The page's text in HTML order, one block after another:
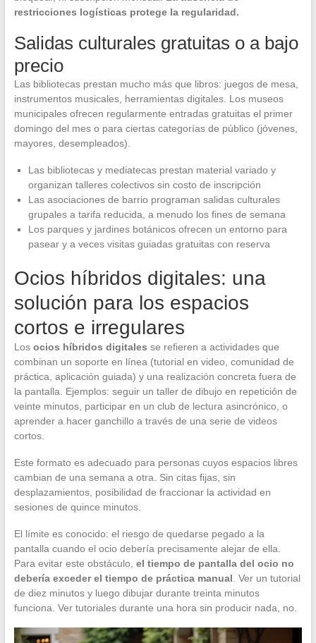
restricciones logísticas protege la regularidad.
Salidas culturales gratuitas o a bajo
precio
Las bibliotecas prestan mucho más que libros: juegos de mesa,
instrumentos musicales, herramientas digitales. Los museos
municipales ofrecen regularmente entradas gratuitas el primer
domingo del mes o para ciertas categorías de público (jóvenes,
mayores, desempleados).
Las bibliotecas y mediatecas prestan material variado y
organizan talleres colectivos sin costo de inscripción
Las asociaciones de barrio programan salidas culturales
grupales a tarifa reducida, a menudo los fines de semana
Los parques y jardines botánicos ofrecen un entorno para
pasear y a veces visitas guiadas gratuitas con reserva
Ocios híbridos digitales: una
solución para los espacios
cortos e irregulares
Los ocios híbridos digitales se refieren a actividades que
combinan un soporte en línea (tutorial en video, comunidad de
práctica, aplicación guiada) y una realización concreta fuera de
la pantalla. Ejemplos: seguir un taller de dibujo en repetición de
veinte minutos, participar en un club de lectura asincrónico, o
aprender a hacer ganchillo a través de una serie de videos
cortos.
Este formato es adecuado para personas cuyos espacios libres
cambian de una semana a otra. Sin citas fijas, sin
desplazamientos, posibilidad de fraccionar la actividad en
sesiones de quince minutos.
El límite es conocido: el riesgo de quedarse pegado a la
pantalla cuando el ocio debería precisamente alejar de ella.
Para evitar este obstáculo, el tiempo de pantalla del ocio no
debería exceder el tiempo de práctica manual . Ver un tutorial
de diez minutos y luego dibujar durante treinta minutos
funciona. Ver tutoriales durante una hora sin producir nada, no.